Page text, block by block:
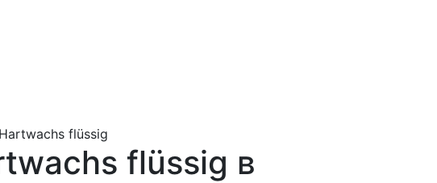
flüssig
flüssig в